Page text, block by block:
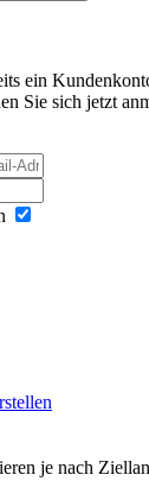
ein
Sie sich jetzt
je nach